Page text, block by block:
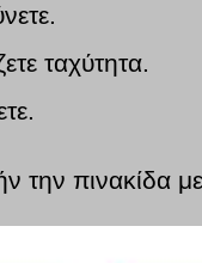
ταχύτητα.
την πινακίδα